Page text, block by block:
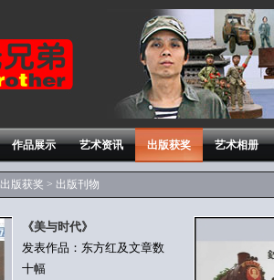
作品展示 艺术资讯 出版获奖 艺术相册
出版获奖 > 出版刊物
《美与时代》
发表作品：东方红及文章数
十幅